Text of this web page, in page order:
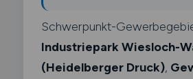
Schwerpunkt-
Industriepark Wiesloch-
(Heidelberger Druck),